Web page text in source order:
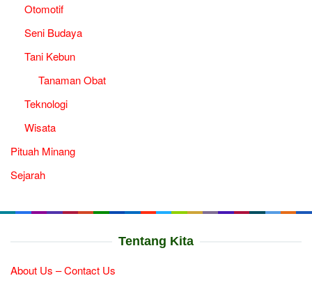
Otomotif
Seni Budaya
Tani Kebun
Tanaman Obat
Teknologi
Wisata
Pituah Minang
Sejarah
Tentang Kita
About Us – Contact Us